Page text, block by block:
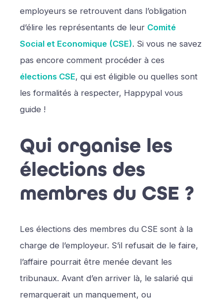
employeurs se retrouvent dans l’obligation
d’élire les représentants de leur Comité
Social et Economique (CSE). Si vous ne savez
pas encore comment procéder à ces
élections CSE, qui est éligible ou quelles sont
les formalités à respecter, Happypal vous
guide !
Qui organise les
élections des
membres du CSE ?
Les élections des membres du CSE sont à la
charge de l’employeur. S’il refusait de le faire,
l’affaire pourrait être menée devant les
tribunaux. Avant d’en arriver là, le salarié qui
remarquerait un manquement, ou